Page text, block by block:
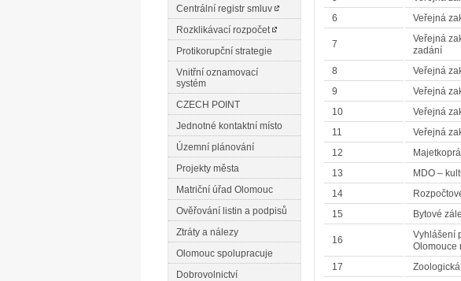
Centrální registr smluv
Rozklikávací rozpočet
Protikorupční strategie
Vnitřní oznamovací
systém
CZECH POINT
Jednotné kontaktní místo
Územní plánování
Projekty města
Matriční úřad Olomouc
Ověřování listin a podpisů
Ztráty a nálezy
Olomouc spolupracuje
Dobrovolnictví
6
Veřejná
7
Veřejná
zadání
8
Veřejná
9
Veřejná
10
Veřejná
11
Veřejná
12
13
MDO –
14
15
Bytové
16
Vyhlášení
Olomouce
17